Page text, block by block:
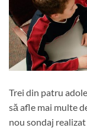
Trei din patru
să afle mai multe
nou sondaj